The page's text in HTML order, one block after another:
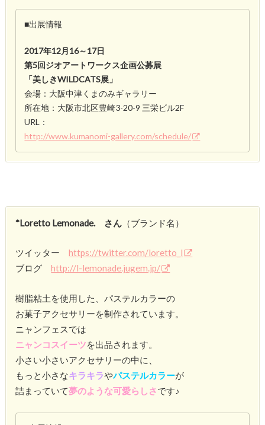
■出展情報
2017年12月16～17日
第5回ジオアートワークス企画公募展
「美しきWILDCATS展」
会場：大阪中津くまのみギャラリー
所在地：大阪市北区豊崎3-20-9 三栄ビル2F
URL：
http://www.kumanomi-gallery.com/schedule/
*Loretto Lemonade. さん （ブランド名）
ツイッターhttps://twitter.com/loretto_l
ブログhttp://l-lemonade.jugem.jp/
樹脂粘土を使用した、パステルカラーの
お菓子アクセサリーを制作されています。
ニャンフェスでは
ニャンコスイーツを出品されます。
小さい小さいアクセサリーの中に、
もっと小さなキラキラやパステルカラーが
詰まっていて夢のような可愛らしさです♪